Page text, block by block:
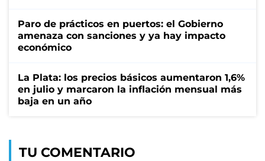
Paro de prácticos en puertos: el Gobierno
amenaza con sanciones y ya hay impacto
económico
La Plata: los precios básicos aumentaron 1,6%
en julio y marcaron la inflación mensual más
baja en un año
TU COMENTARIO